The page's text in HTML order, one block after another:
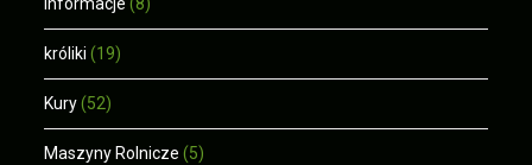
Informacje (8)
króliki (19)
Kury (52)
Maszyny Rolnicze (5)